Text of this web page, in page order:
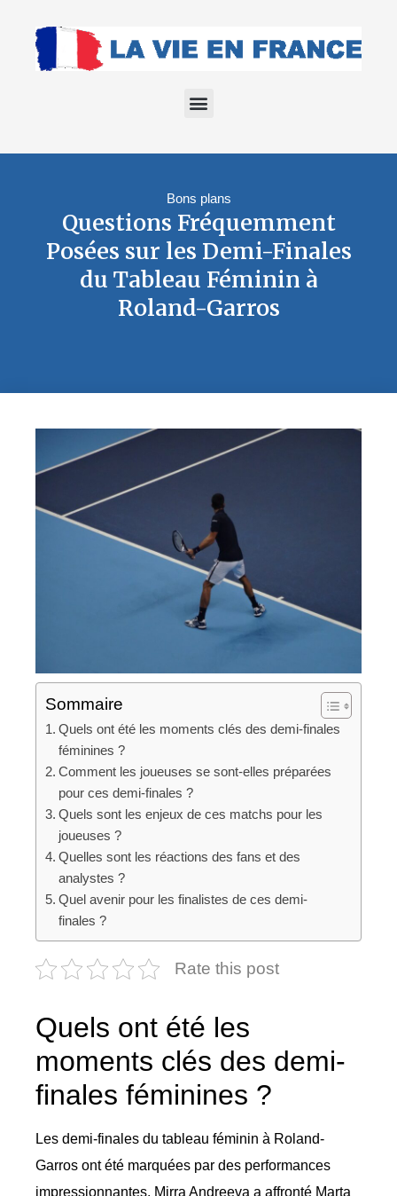
Bons plans
Questions Fréquemment
Posées sur les Demi-Finales
du Tableau Féminin à
Roland-Garros
Sommaire
Quels ont été les moments clés des demi-finales
féminines ?
Comment les joueuses se sont-elles préparées
pour ces demi-finales ?
Quels sont les enjeux de ces matchs pour les
joueuses ?
Quelles sont les réactions des fans et des
analystes ?
Quel avenir pour les finalistes de ces demi-
finales ?
Rate this post
Quels ont été les
moments clés des demi-
finales féminines ?
Les demi-finales du tableau féminin à Roland-
Garros ont été marquées par des performances
impressionnantes. Mirra Andreeva a affronté Marta